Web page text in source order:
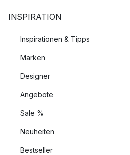
INSPIRATION
Inspirationen & Tipps
Marken
Designer
Angebote
Sale %
Neuheiten
Bestseller